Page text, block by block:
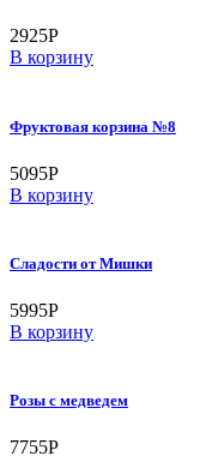
2925Р
В корзину
Фруктовая корзина №8
5095Р
В корзину
Сладости от Мишки
5995Р
В корзину
Розы с медведем
7755Р